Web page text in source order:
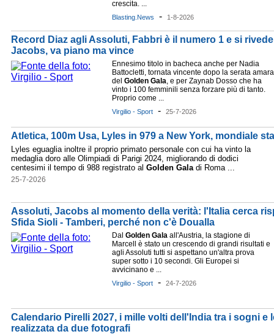
crescita. ...
Blasting.News - 1-8-2026
Record Diaz agli Assoluti, Fabbri è il numero 1 e si
Jacobs, va piano ma vince
Ennesimo titolo in bacheca anche per Nadia
Battocletti, tornata vincente dopo la serata amara
del Golden Gala, e per Zaynab Dosso che ha
vinto i 100 femminili senza forzare più di tanto.
Proprio come ...
Virgilio - Sport - 25-7-2026
Atletica, 100m Usa, Lyles in 979 a New York, mondiale
Lyles eguaglia inoltre il proprio primato personale con cui ha vinto la
medaglia doro alle Olimpiadi di Parigi 2024, migliorando di dodici
centesimi il tempo di 988 registrato al Golden Galadi Roma ...
25-7-2026
Assoluti, Jacobs al momento della verità: l'Italia cerca
Sfida Sioli - Tamberi, perché non c'è Doualla
Dal Golden Gala all'Austria, la stagione di
Marcell è stato un crescendo di grandi risultati e
agli Assoluti tutti si aspettano un'altra prova
super sotto i 10 secondi. Gli Europei si
avvicinano e ...
Virgilio - Sport - 24-7-2026
Calendario Pirelli 2027, i mille volti dell'India tra i sogni e
realizzata da due fotografi